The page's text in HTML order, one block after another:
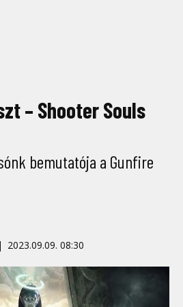
– Shooter Souls
bemutatója a Gunfire
2023.09.09. 08:30